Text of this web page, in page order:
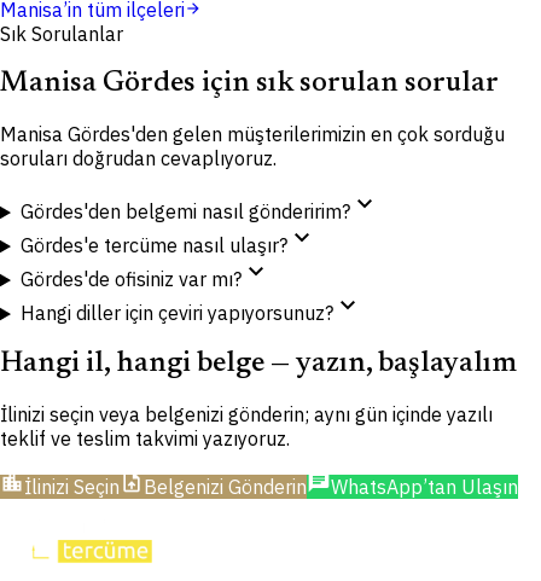
Manisa’in tüm ilçeleriarrow_forward
Sık Sorulanlar
Manisa Gördes için sık sorulan sorular
Manisa Gördes'den gelen müşterilerimizin en çok sorduğu
soruları doğrudan cevaplıyoruz.
Gördes'den belgemi nasıl gönderirim?expand_more
Gördes'e tercüme nasıl ulaşır?expand_more
Gördes'de ofisiniz var mı?expand_more
Hangi diller için çeviri yapıyorsunuz?expand_more
Hangi il, hangi belge — yazın, başlayalım
İlinizi seçin veya belgenizi gönderin; aynı gün içinde yazılı
teklif ve teslim takvimi yazıyoruz.
location_cityİlinizi Seçinupload_fileBelgenizi GönderinchatWhatsApp’tan Ulaşın